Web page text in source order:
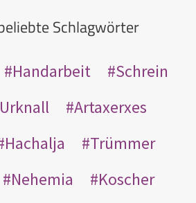
Schlagwörter
Handarbeit
Schrein
Urknall
Artaxerxes
Hachalja
Trümmer
Nehemia
Koscher